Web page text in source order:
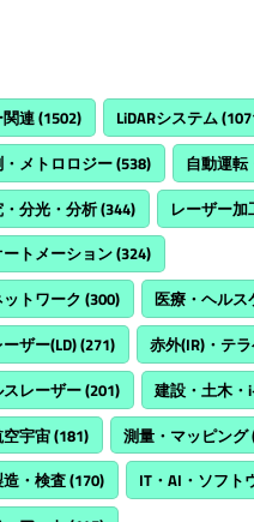
関連(1502) LiDARシステム
メトロロジー(538) 自動運転
分光・分析(344) レーザー加
トメーション(324)
トワーク (300) 医療・ヘルス
ザー(LD)(271) 赤外(IR)・テ
レーザー(201) 建設・土木・
宇宙(181) 測量・マッピング
・検査(170) IT・AI・ソフト